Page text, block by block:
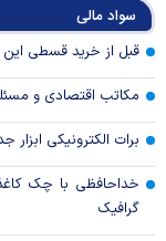
سواد مالی
قبل از خرید قسطی این ۷ هزینه پنهان را بشناسید
مکاتب اقتصادی و
برات الکترونیکی
خداحافظی با چک
گرافیک